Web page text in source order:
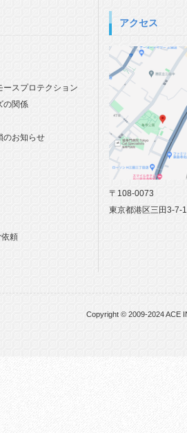
ースプロテクション
の関係
のお知らせ
頼
アクセス
〒108-0073
東京都港区三田3-
Copyright © 2009-2024 ACE